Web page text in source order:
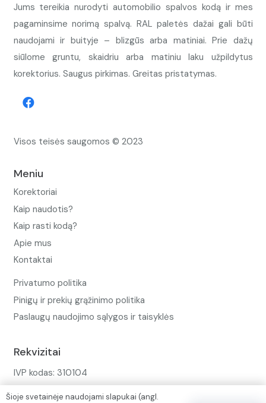
Jums tereikia nurodyti automobilio spalvos kodą ir mes
pagaminsime norimą spalvą. RAL paletės dažai gali būti
naudojami ir buityje – blizgūs arba matiniai. Prie dažų
siūlome gruntu, skaidriu arba matiniu laku užpildytus
korektorius. Saugus pirkimas. Greitas pristatymas.
Visos teisės saugomos © 2023
Meniu
Korektoriai
Kaip naudotis?
Kaip rasti kodą?
Apie mus
Kontaktai
Privatumo politika
Pinigų ir prekių grąžinimo politika
Paslaugų naudojimo sąlygos ir taisyklės
Rekvizitai
IVP kodas: 310104
Šioje svetainėje naudojami slapukai (angl.